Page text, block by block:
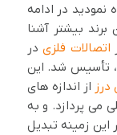
نمودید در ادامه
برند بیشتر آشنا
اتصالات فلزیدر
در سال 1369 در تهران، تأسیس شد. این
از اندازه های
می پردازد. و به
این زمینه تبدیل